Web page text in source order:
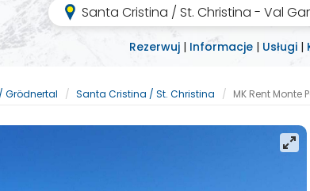
Santa Cristina / St. Christina - Val
Rezerwuj | Informacje | Usługi |
Grödnertal Santa Cristina / St. Christina MK Rent Monte